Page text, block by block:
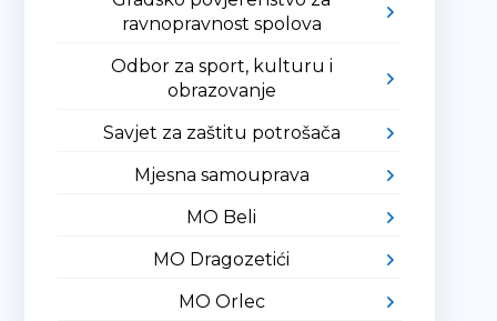
ravnopravnost spolova
Odbor za sport, kulturu i
obrazovanje
Savjet za zaštitu potrošača
Mjesna samouprava
MO Beli
MO Dragozetići
MO Orlec